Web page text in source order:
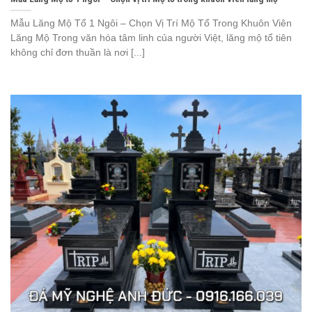
Mẫu Lăng Mộ Tổ 1 Ngôi – Chọn Vị Trí Mộ Tổ Trong Khuôn Viên
Lăng Mộ Trong văn hóa tâm linh của người Việt, lăng mộ tổ tiên
không chỉ đơn thuần là nơi [...]